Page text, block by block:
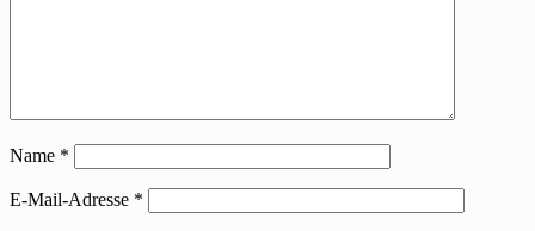
Name *
E-Mail-Adresse *